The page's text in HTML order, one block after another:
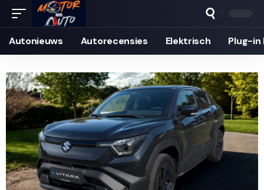
Autonieuws Auto­recensies Elektrisch Plug-in